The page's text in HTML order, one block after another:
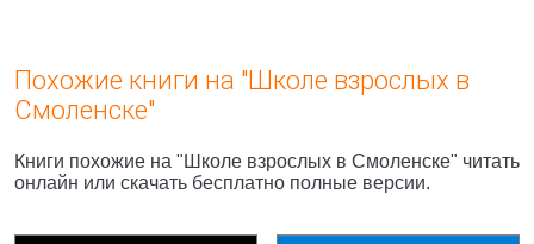
Похожие книги на "Школе взрослых в
Смоленске"
Книги похожие на "Школе взрослых в Смоленске" читать
онлайн или скачать бесплатно полные версии.